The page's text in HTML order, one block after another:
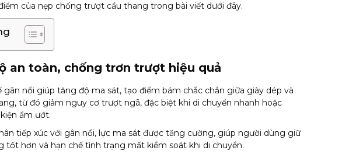
của nẹp chống trượt cầu thang trong bài viết dưới đây.
an toàn, chống trơn trượt hiệu quả
gân nổi giúp tăng độ ma sát, tạo điểm bám chắc chắn giữa giày dép và
từ đó giảm nguy cơ trượt ngã, đặc biệt khi di chuyển nhanh hoặc
ẩm ướt.
tiếp xúc với gân nổi, lực ma sát được tăng cường, giúp người dùng giữ
tốt hơn và hạn chế tình trạng mất kiểm soát khi di chuyển.